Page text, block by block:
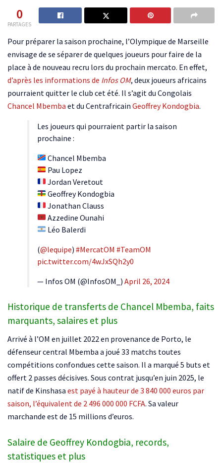
0
PARTAGES
Pour préparer la saison prochaine, l’Olympique de Marseille
envisage de se séparer de quelques joueurs pour faire de la
place à de nouveau recru lors du prochain mercato. En effet,
d’après les informations de Infos OM, deux joueurs africains
pourraient quitter le club cet été. Il s’agit du Congolais
Chancel Mbemba et du Centrafricain Geoffrey Kondogbia.
Les joueurs qui pourraient partir la saison
prochaine :
Chancel Mbemba
Pau Lopez
Jordan Veretout
Geoffrey Kondogbia
Jonathan Clauss
Azzedine Ounahi
Léo Balerdi
(@lequipe) #MercatOM #TeamOM
pic.twitter.com/4wJxSQh2y0
— Infos OM (@InfosOM_) April 26, 2024
Historique de transferts de Chancel Mbemba, faits
marquants, salaires et plus
Arrivé à l’OM en juillet 2022 en provenance de Porto, le
défenseur central Mbemba a joué 33 matchs toutes
compétitions confondues cette saison. Il a marqué 5 buts et
offert 2 passes décisives. Sous contrat jusqu’en juin 2025, le
natif de Kinshasa est payé à hauteur de 3 840 000 euros par
saison, l’équivalent de 2 496 000 000 FCFA. Sa valeur
marchande est de 15 millions d’euros.
Salaire de Geoffrey Kondogbia, records,
statistiques et plus